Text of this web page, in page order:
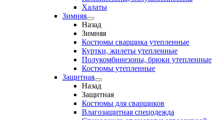
Халаты
Зимняя
Назад
Зимняя
Костюмы сварщика утепленные
Куртки, жилеты утепленные
Полукомбинезоны, брюки утепленные
Костюмы утепленные
Защитная
Назад
Защитная
Костюмы для сварщиков
Влагозащитная спецодежда